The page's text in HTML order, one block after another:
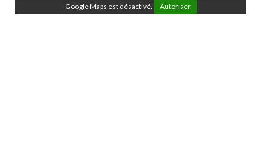
Google Maps est désactivé. Autoriser